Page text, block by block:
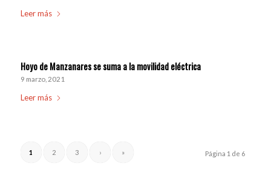
Leer más
Hoyo de Manzanares se suma a la movilidad eléctrica
9 marzo, 2021
Leer más
Página 1 de 6
1 2 3 › »